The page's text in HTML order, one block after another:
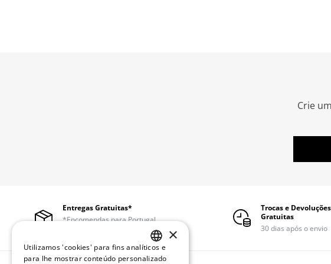
Crie
Entregas Gratuitas*
*Encomendas para Portugal
Trocas e Devoluções
Gratuitas
30 dias após o envio
PORTUGUESE
×
Utilizamos 'cookies' para fins analíticos e
para lhe mostrar conteúdo personalizado